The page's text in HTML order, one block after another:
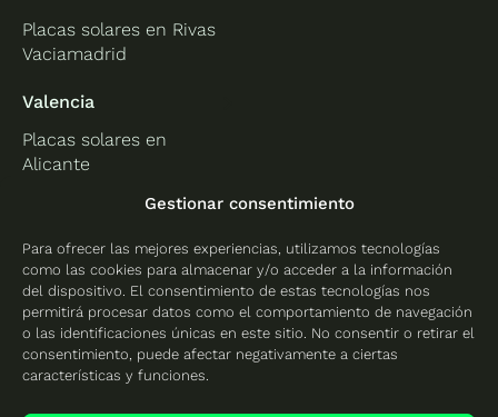
Gestionar consentimiento
Para ofrecer las mejores experiencias, utilizamos tecnologías
como las cookies para almacenar y/o acceder a la información
del dispositivo. El consentimiento de estas tecnologías nos
permitirá procesar datos como el comportamiento de navegación
o las identificaciones únicas en este sitio. No consentir o retirar el
consentimiento, puede afectar negativamente a ciertas
características y funciones.
Placas solares en Rivas
Vaciamadrid
Valencia
Placas solares en
Alicante
Placas solares en
Placas solares en
Valencia
Protección de datos